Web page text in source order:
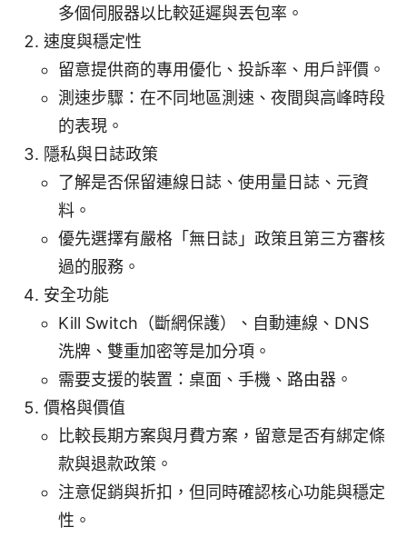
多個伺服器以比較延遲與丟包率。
速度與穩定性
留意提供商的專用優化、投訴率、用戶評價。
測速步驟：在不同地區測速、夜間與高峰時段
的表現。
隱私與日誌政策
了解是否保留連線日誌、使用量日誌、元資
料。
優先選擇有嚴格「無日誌」政策且第三方審核
過的服務。
安全功能
Kill Switch（斷網保護）、自動連線、DNS
洗牌、雙重加密等是加分項。
需要支援的裝置：桌面、手機、路由器。
價格與價值
比較長期方案與月費方案，留意是否有綁定條
款與退款政策。
注意促銷與折扣，但同時確認核心功能與穩定
性。